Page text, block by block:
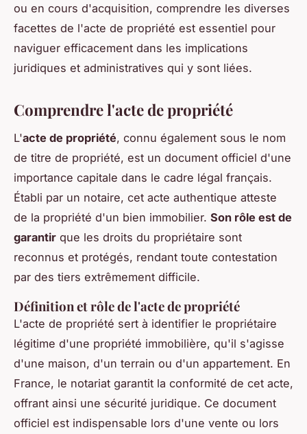
ou en cours d'acquisition, comprendre les diverses
facettes de l'acte de propriété est essentiel pour
naviguer efficacement dans les implications
juridiques et administratives qui y sont liées.
Comprendre l'acte de propriété
L'acte de propriété, connu également sous le nom
de titre de propriété, est un document officiel d'une
importance capitale dans le cadre légal français.
Établi par un notaire, cet acte authentique atteste
de la propriété d'un bien immobilier. Son rôle est de
garantir que les droits du propriétaire sont
reconnus et protégés, rendant toute contestation
par des tiers extrêmement difficile.
Définition et rôle de l'acte de propriété
L'acte de propriété sert à identifier le propriétaire
légitime d'une propriété immobilière, qu'il s'agisse
d'une maison, d'un terrain ou d'un appartement. En
France, le notariat garantit la conformité de cet acte,
offrant ainsi une sécurité juridique. Ce document
officiel est indispensable lors d'une vente ou lors